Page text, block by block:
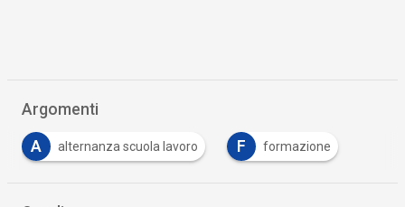
Argomenti
A alternanza scuola lavoro F formazione